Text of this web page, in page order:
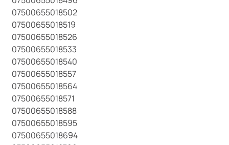
07500655018502
07500655018519
07500655018526
07500655018533
07500655018540
07500655018557
07500655018564
07500655018571
07500655018588
07500655018595
07500655018694